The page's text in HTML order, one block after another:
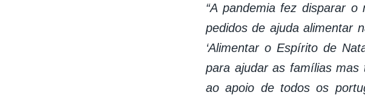
“A pandemia fez disparar
pedidos de ajuda alimentar
‘Alimentar o Espírito de
para ajudar as famílias mas
ao apoio de todos os